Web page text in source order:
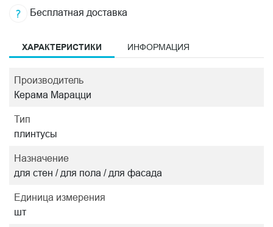
Бесплатная доставка
ХАРАКТЕРИСТИКИ ИНФОРМАЦИЯ
Производитель
Керама Марацци
Тип
плинтусы
Назначение
для стен / для пола / для фасада
Единица измерения
шт